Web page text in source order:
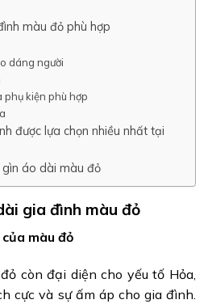
màu đỏ phù hợp
dáng người
phụ kiện phù hợp
được lựa chọn nhiều nhất tại
áo dài màu đỏ
gia đình màu đỏ
màu đỏ
còn đại diện cho yếu tố Hỏa,
cực và sự ấm áp cho gia đình.